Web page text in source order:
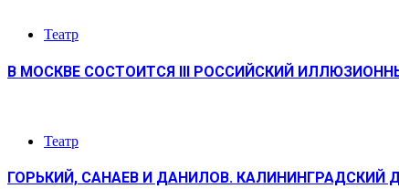
Театр
В МОСКВЕ СОСТОИТСЯ III РОССИЙСКИЙ
Театр
ГОРЬКИЙ, САНАЕВ И ДАНИЛОВ.